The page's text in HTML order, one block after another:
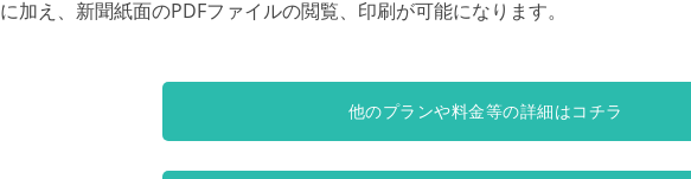
に加え、新聞紙面のPDFファイルの閲覧、印刷が可能になります。
他のプランや料金等の詳細はコチラ